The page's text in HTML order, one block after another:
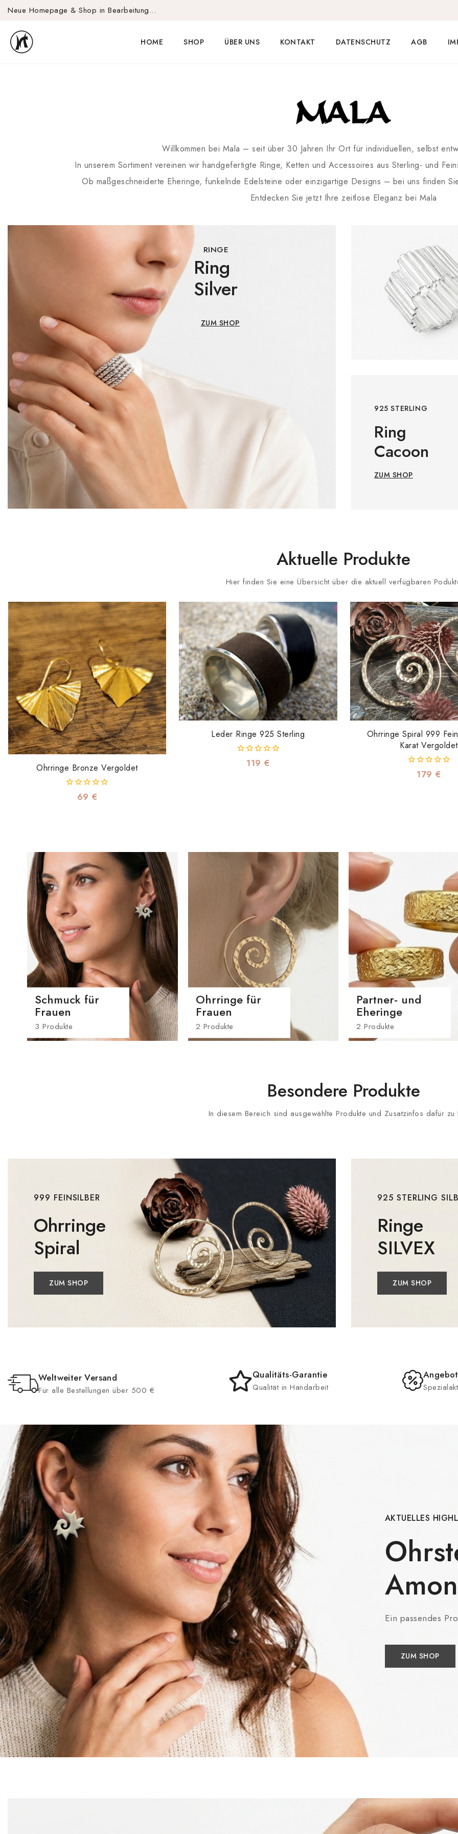
Neue Homepage & Shop in Bearbeitung...
HOME SHOP ÜBER UNS KONTAKT DATENSCHUTZ AGB
Willkommen bei Mala – seit über 30 Jahren Ihr Ort für individuellen, selbst
In unserem Sortiment vereinen wir handgefertigte Ringe, Ketten und Accessoires aus Sterling- und
Ob maßgeschneiderte Eheringe, funkelnde Edelsteine oder einzigartige Designs – bei uns finden
Entdecken Sie jetzt Ihre zeitlose Eleganz bei Mala
ZUM SHOP
Ring
Silver
RINGE
ZUM SHOP
Ring
Cacoon
925 STERLING
Aktuelle Produkte
Hier finden Sie eine Übersicht über die aktuell verfügbaren
Ohrringe Bronze Vergoldet
von69 €
Leder Ringe 925 Sterling
von119 €
Ohrringe Spiral 999
Karat Vergoldet
von179 €
Schmuck für
Frauen
3 Produkte
Ohrringe für
Frauen
2 Produkte
Partner- und
Eheringe
2 Produkte
Besondere Produkte
In diesem Bereich sind ausgewählte Produkte und Zusatzinfos dafür zu
999 FEINSILBER
ZUM SHOP
Ohrringe
Spiral
925 STERLING
ZUM SHOP
Ringe
SILVEX
Weltweiter Versand
Für alle Bestellungen über 500 €
Qualitäts-Garantie
Qualität in Handarbeit
AKTUELLES
Ein passendes
ZUM SHOP